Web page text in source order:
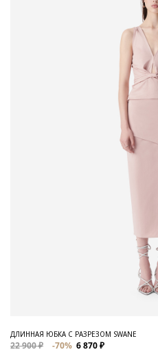
ДЛИННАЯ ЮБКА С РАЗРЕЗОМ SWANE
22 900 ₽ -70% 6 870 ₽